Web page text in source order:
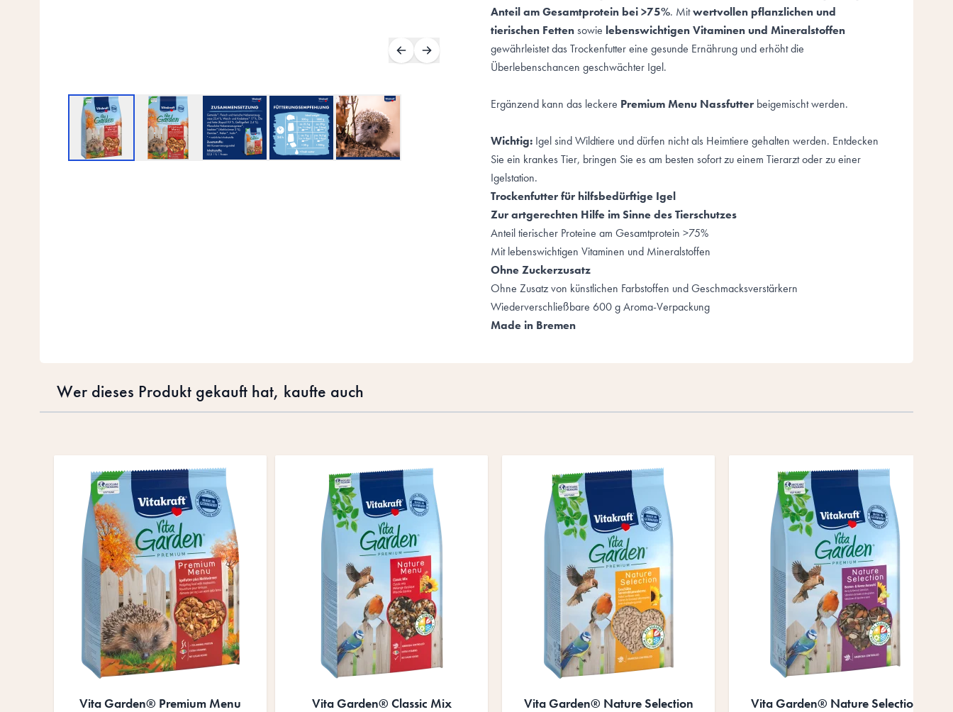
Anteil am Gesamtprotein bei >75%. Mitwertvollen pflanzlichen und
tierischen Fettensowie lebenswichtigen Vitaminen und Mineralstoffen
gewährleistet das Trockenfutter eine gesunde Ernährung und erhöht die
Überlebenschancen geschwächter Igel.
Ergänzend kann das leckere Premium Menu Nassfutter beigemischt werden.
Wichtig: Igel sind Wildtiere und dürfen nicht als Heimtiere gehalten werden. Entdecken
Sie ein krankes Tier, bringen Sie es am besten sofort zu einem Tierarzt oder zu einer
Igelstation.
Trockenfutter für hilfsbedürftige Igel
Zur artgerechten Hilfe im Sinne des Tierschutzes
Anteil tierischer Proteine am Gesamtprotein >75%
Mit lebenswichtigen Vitaminen und Mineralstoffen
Ohne Zuckerzusatz
Ohne Zusatz von künstlichen Farbstoffen und Geschmacksverstärkern
Wiederverschließbare 600 g Aroma-Verpackung
Made in Bremen
Wer dieses Produkt gekauft hat, kaufte auch
Drücke, um das Karussell zu überspringen
Vita Garden® Premium Menu
Vita Garden® Classic Mix
Vita Garden® Nature Selection
Vita Garden® Nature Selection